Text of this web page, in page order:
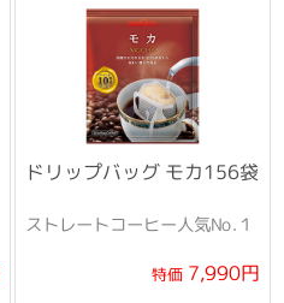
ドリップバッグ モカ156袋
ストレートコーヒー人気No.１
特価7,990円